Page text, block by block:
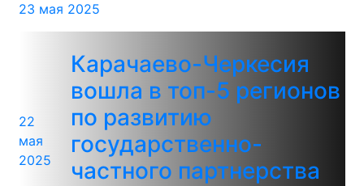
23 мая 2025
22
мая
2025
Карачаево-Черкесия
вошла в топ-5 регионов
по развитию
государственно-
частного партнерства